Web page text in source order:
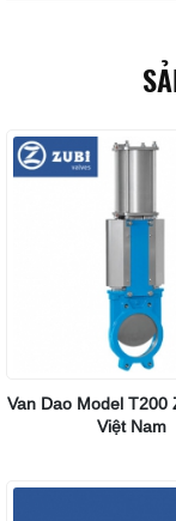
Van Dao Model T200
Việt Nam